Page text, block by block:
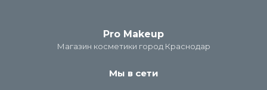
Pro Makeup
Магазин косметики город Краснодар
Мы в сети